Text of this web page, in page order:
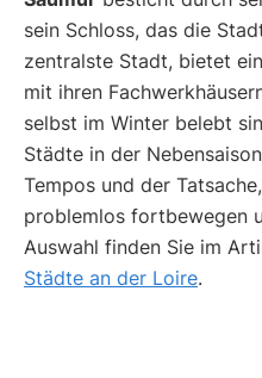
sein Schloss, das die
zentralste Stadt, bietet
mit ihren
selbst im Winter belebt
Städte in der
Tempos und der
problemlos fortbewegen
Auswahl finden Sie im
Städte an der Loire.